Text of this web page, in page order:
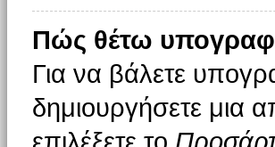
Πώς θέτω
Για να βάλετε
δημιουργήσετε μια
επιλέξετε το